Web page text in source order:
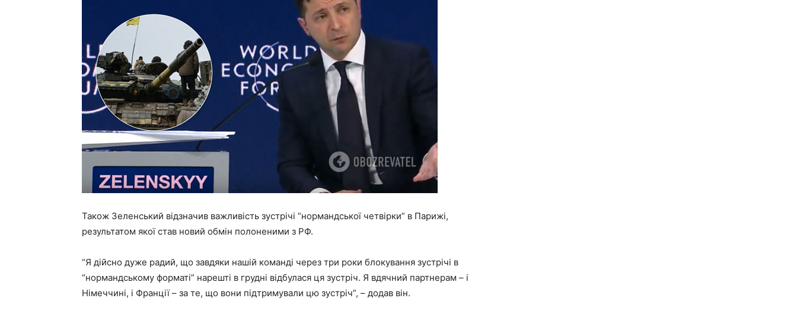
Також Зеленський відзначив важливість зустрічі “нормандської четвірки” в Парижі,
результатом якої став новий обмін полоненими з РФ.
“Я дійсно дуже радий, що завдяки нашій команді через три роки блокування зустрічі в
“нормандському форматі” нарешті в грудні відбулася ця зустріч. Я вдячний партнерам – і
Німеччині, і Франції – за те, що вони підтримували цю зустріч”, – додав він.